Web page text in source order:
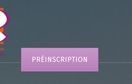
PRÉINSCRIPTION